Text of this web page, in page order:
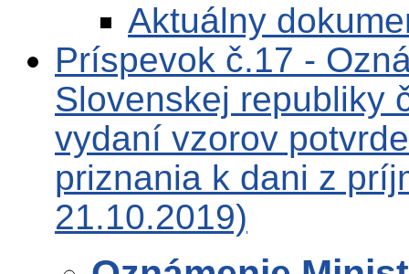
Aktuálny
Príspevok č.17 -
Slovenskej republiky
vydaní vzorov
priznania k dani z
21.10.2019)